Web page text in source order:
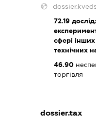
72.19
сфері
технічних
46.90
торгівля
dossier.tax